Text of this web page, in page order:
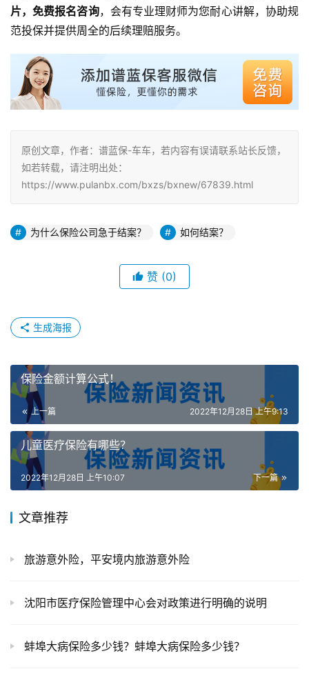
片，免费报名咨询，会有专业理财师为您耐心讲解，协助规
范投保并提供周全的后续理赔服务。
原创文章，作者：谱蓝保-车车，若内容有误请联系站长反馈，
如若转载，请注明出处：
https://www.pulanbx.com/bxzs/bxnew/67839.html
为什么保险公司急于结案？ 如何结案？
赞 (0)
生成海报
保险金额计算公式！
上一篇 2022年12月28日 上午9:13
儿童医疗保险有哪些？
下一篇
2022年12月28日 上午10:07
文章推荐
旅游意外险，平安境内旅游意外险
沈阳市医疗保险管理中心会对政策进行明确的说明
蚌埠大病保险多少钱？蚌埠大病保险多少钱？